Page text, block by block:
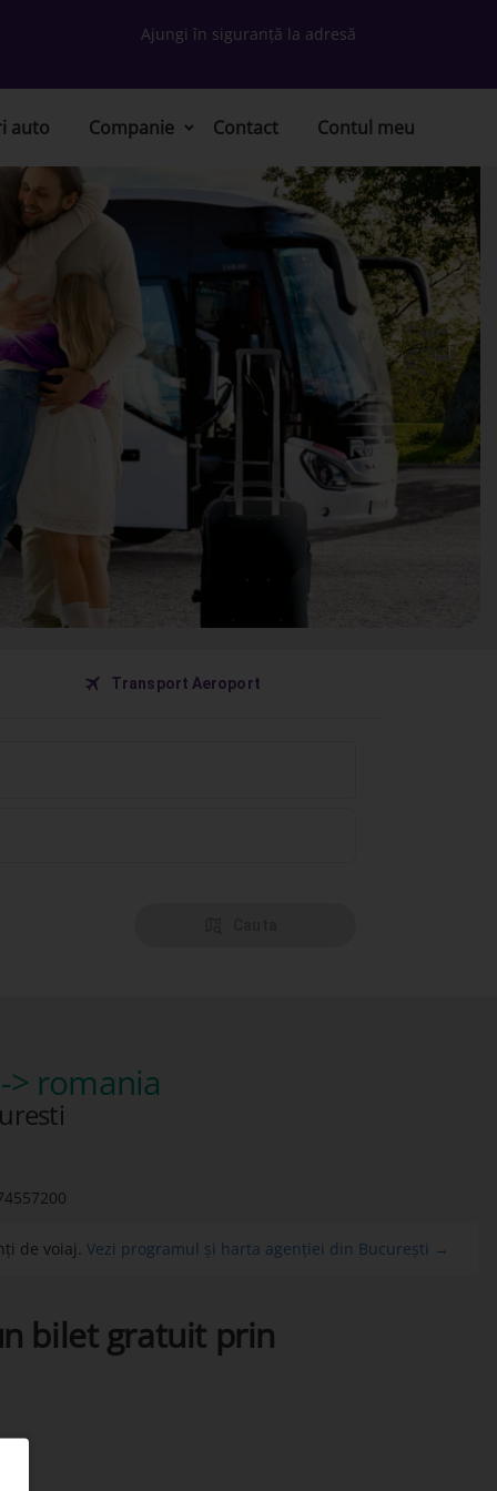
Ajungi în siguranță la adresă
auto Companie Contact Contul meu
󰀝 Transport Aeroport
romania
de voiaj. Vezi programul și harta agenției din București →
bilet gratuit prin